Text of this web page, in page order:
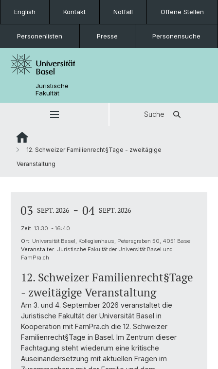
English Kontakt Notfall Offene Stellen
Personenlisten Presse Personensuche
Juristische
Fakultät
Suche
12. Schweizer Familienrecht§Tage - zweitägige
Veranstaltung
03 SEPT. 2026 - 04 SEPT. 2026
Zeit: 13:30 - 16:40
Ort: Universität Basel, Kollegienhaus, Petersgraben 50, 4051 Basel
Veranstalter: Juristische Fakultät der Universität Basel und
FamPra.ch
12. Schweizer Familienrecht§Tage
- zweitägige Veranstaltung
Am 3. und 4. September 2026 veranstaltet die
Juristische Fakultät der Universität Basel in
Kooperation mit FamPra.ch die 12. Schweizer
Familienrecht§Tage in Basel. Im Zentrum dieser
Fachtagung steht wiederum eine kritische
Auseinandersetzung mit aktuellen Fragen im